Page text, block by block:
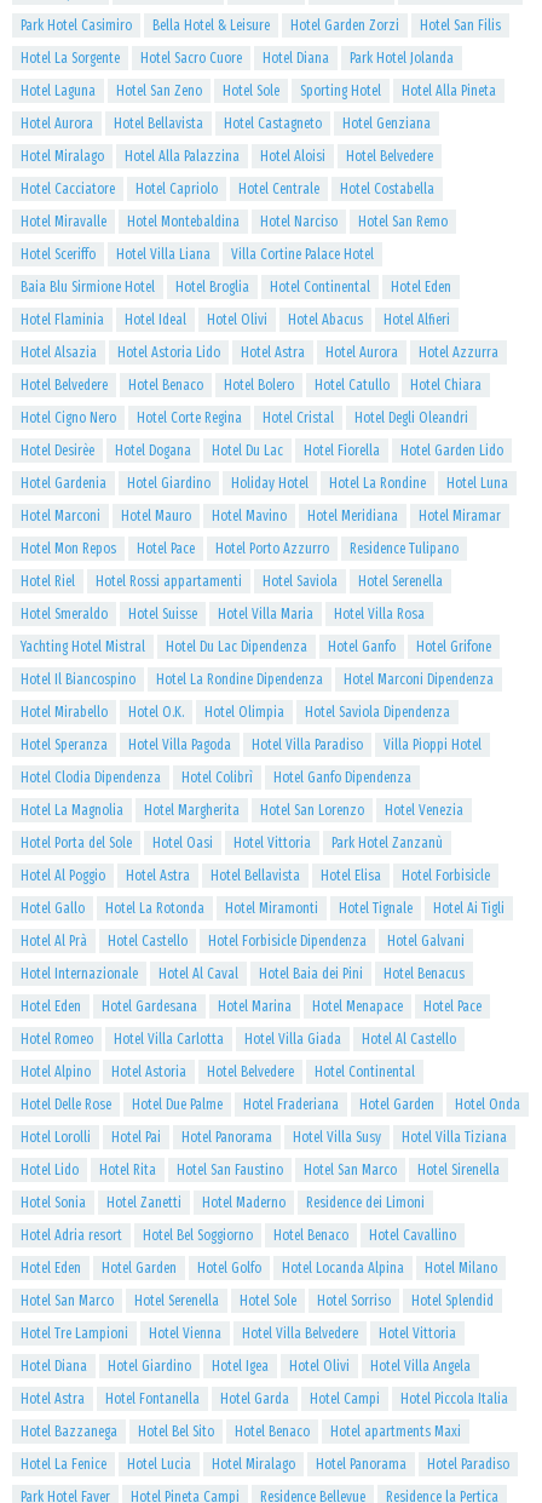
Park Hotel Casimiro
Bella Hotel & Leisure Hotel Garden Zorzi
Hotel San Filis
Hotel La Sorgente
Hotel Sacro Cuore Hotel Diana
Park Hotel Jolanda
Hotel Laguna
Hotel San Zeno Hotel Sole Sporting Hotel
Hotel Alla Pineta
Hotel Aurora
Hotel Bellavista Hotel Castagneto
Hotel Genziana
Hotel Miralago
Hotel Alla Palazzina Hotel Aloisi
Hotel Belvedere
Hotel Cacciatore
Hotel Capriolo Hotel Centrale
Hotel Costabella
Hotel Miravalle
Hotel Montebaldina Hotel Narciso
Hotel San Remo
Hotel Sceriffo
Hotel Villa Liana
Villa Cortine Palace Hotel
Baia Blu Sirmione Hotel
Hotel Broglia Hotel Continental
Hotel Eden
Hotel Flaminia
Hotel Ideal Hotel Olivi Hotel Abacus
Hotel Alfieri
Hotel Alsazia
Hotel Astoria Lido Hotel Astra Hotel Aurora
Hotel Azzurra
Hotel Belvedere
Hotel Benaco Hotel Bolero Hotel Catullo
Hotel Chiara
Hotel Cigno Nero
Hotel Corte Regina Hotel Cristal
Hotel Degli Oleandri
Hotel Desirèe
Hotel Dogana Hotel Du Lac Hotel Fiorella
Hotel Garden Lido
Hotel Gardenia
Hotel Giardino Holiday Hotel Hotel La Rondine
Hotel Luna
Hotel Marconi
Hotel Mauro Hotel Mavino Hotel Meridiana
Hotel Miramar
Hotel Mon Repos
Hotel Pace Hotel Porto Azzurro
Residence Tulipano
Hotel Riel
Hotel Rossi appartamenti Hotel Saviola
Hotel Serenella
Hotel Smeraldo
Hotel Suisse Hotel Villa Maria
Hotel Villa Rosa
Yachting Hotel Mistral
Hotel Du Lac Dipendenza Hotel Ganfo
Hotel Grifone
Hotel Il Biancospino
Hotel La Rondine Dipendenza
Hotel Marconi Dipendenza
Hotel Mirabello
Hotel O.K. Hotel Olimpia
Hotel Saviola Dipendenza
Hotel Speranza
Hotel Villa Pagoda Hotel Villa Paradiso
Villa Pioppi Hotel
Hotel Clodia Dipendenza
Hotel Colibrì
Hotel Ganfo Dipendenza
Hotel La Magnolia
Hotel Margherita Hotel San Lorenzo
Hotel Venezia
Hotel Porta del Sole
Hotel Oasi Hotel Vittoria
Park Hotel Zanzanù
Hotel Al Poggio
Hotel Astra Hotel Bellavista Hotel Elisa
Hotel Forbisicle
Hotel Gallo
Hotel La Rotonda Hotel Miramonti Hotel Tignale
Hotel Ai Tigli
Hotel Al Prà
Hotel Castello Hotel Forbisicle Dipendenza
Hotel Galvani
Hotel Internazionale
Hotel Al Caval Hotel Baia dei Pini
Hotel Benacus
Hotel Eden
Hotel Gardesana Hotel Marina Hotel Menapace
Hotel Pace
Hotel Romeo
Hotel Villa Carlotta Hotel Villa Giada
Hotel Al Castello
Hotel Alpino
Hotel Astoria Hotel Belvedere
Hotel Continental
Hotel Delle Rose
Hotel Due Palme Hotel Fraderiana Hotel Garden
Hotel Onda
Hotel Lorolli
Hotel Pai Hotel Panorama Hotel Villa Susy
Hotel Villa Tiziana
Hotel Lido
Hotel Rita Hotel San Faustino Hotel San Marco
Hotel Sirenella
Hotel Sonia
Hotel Zanetti Hotel Maderno
Residence dei Limoni
Hotel Adria resort
Hotel Bel Soggiorno Hotel Benaco
Hotel Cavallino
Hotel Eden
Hotel Garden Hotel Golfo Hotel Locanda Alpina
Hotel Milano
Hotel San Marco
Hotel Serenella Hotel Sole Hotel Sorriso
Hotel Splendid
Hotel Tre Lampioni
Hotel Vienna Hotel Villa Belvedere
Hotel Vittoria
Hotel Diana
Hotel Giardino Hotel Igea Hotel Olivi
Hotel Villa Angela
Hotel Astra
Hotel Fontanella Hotel Garda Hotel Campi
Hotel Piccola Italia
Hotel Bazzanega
Hotel Bel Sito Hotel Benaco
Hotel apartments Maxi
Hotel La Fenice
Hotel Lucia Hotel Miralago Hotel Panorama
Hotel Paradiso
Park Hotel Faver
Hotel Pineta Campi Residence Bellevue
Residence la Pertica